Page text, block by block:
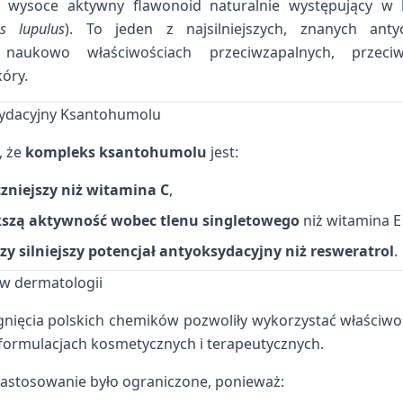
aktywny flawonoid naturalnie występujący w
lupulus). To jeden z najsilniejszych, znanych
właściwościach przeciwzapalnych,
Ksantohumolu
że kompleks ksantohumolu jest:
niż witamina C,
aktywność wobec tlenu singletowego niż witamina
silniejszy potencjał antyoksydacyjny niż resweratrol.
dermatologii
polskich chemików pozwoliły wykorzystać
kosmetycznych i terapeutycznych.
było ograniczone, ponieważ: